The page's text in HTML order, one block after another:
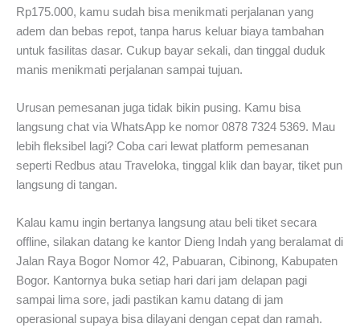
Rp175.000, kamu sudah bisa menikmati perjalanan yang
adem dan bebas repot, tanpa harus keluar biaya tambahan
untuk fasilitas dasar. Cukup bayar sekali, dan tinggal duduk
manis menikmati perjalanan sampai tujuan.
Urusan pemesanan juga tidak bikin pusing. Kamu bisa
langsung chat via WhatsApp ke nomor 0878 7324 5369. Mau
lebih fleksibel lagi? Coba cari lewat platform pemesanan
seperti Redbus atau Traveloka, tinggal klik dan bayar, tiket pun
langsung di tangan.
Kalau kamu ingin bertanya langsung atau beli tiket secara
offline, silakan datang ke kantor Dieng Indah yang beralamat di
Jalan Raya Bogor Nomor 42, Pabuaran, Cibinong, Kabupaten
Bogor. Kantornya buka setiap hari dari jam delapan pagi
sampai lima sore, jadi pastikan kamu datang di jam
operasional supaya bisa dilayani dengan cepat dan ramah.